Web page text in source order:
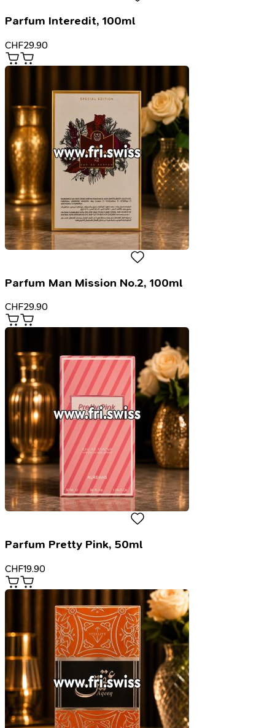
Parfum Interedit, 100ml
CHF29.90
Parfum Man Mission No.2, 100ml
CHF29.90
Parfum Pretty Pink, 50ml
CHF19.90